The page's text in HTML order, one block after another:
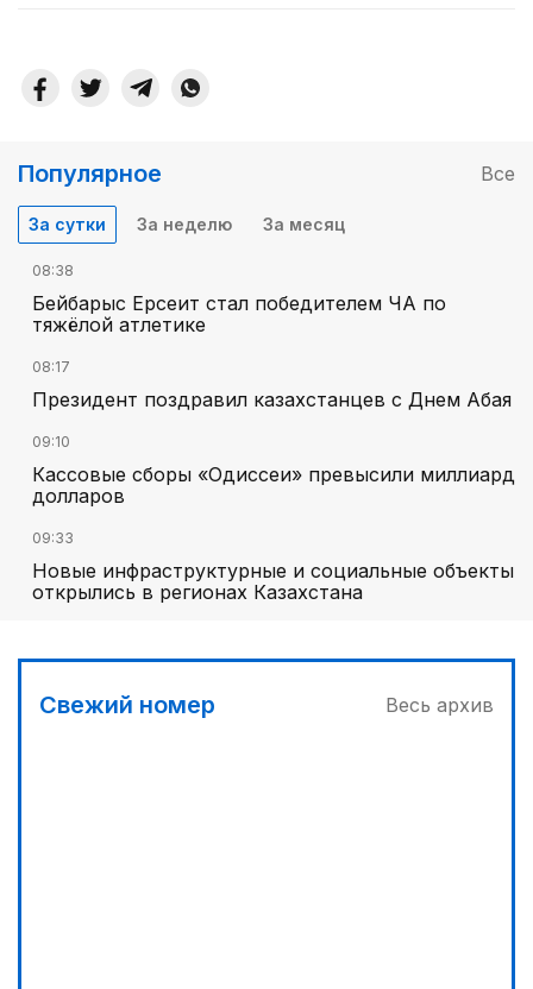
Популярное Все
За сутки За неделю За месяц
08:38
Бейбарыс Ерсеит стал победителем ЧА по
тяжёлой атлетике
08:17
Президент поздравил казахстанцев с Днем Абая
09:10
Кассовые сборы «Одиссеи» превысили миллиард
долларов
09:33
Новые инфраструктурные и социальные объекты
открылись в регионах Казахстана
Свежий номер Весь архив